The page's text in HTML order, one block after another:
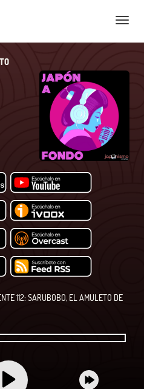
Nav
112: SARUBOBO, EL AMULETO DE